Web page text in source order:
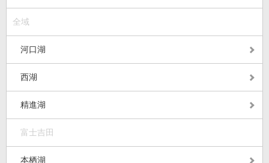
全域
河口湖
西湖
精進湖
富士吉田
本栖湖